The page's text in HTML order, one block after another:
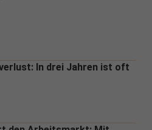
In drei Jahren ist oft